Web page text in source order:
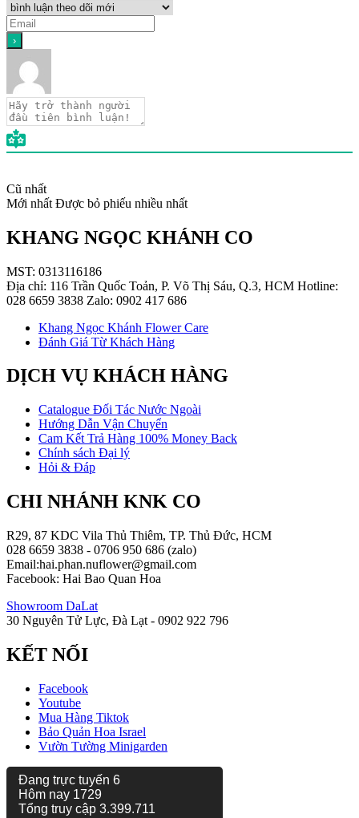
Cũ nhất
Mới nhất Được bỏ phiếu nhiều nhất
KHANG NGỌC KHÁNH CO
MST: 0313116186
Địa chỉ: 116 Trần Quốc Toản, P. Võ Thị Sáu, Q.3, HCM Hotline:
028 6659 3838 Zalo: 0902 417 686
Khang Ngọc Khánh Flower Care
Đánh Giá Từ Khách Hàng
DỊCH VỤ KHÁCH HÀNG
Catalogue Đối Tác Nước Ngoài
Hướng Dẫn Vận Chuyển
Cam Kết Trả Hàng 100% Money Back
Chính sách Đại lý
Hỏi & Đáp
CHI NHÁNH KNK CO
R29, 87 KDC Vila Thủ Thiêm, TP. Thủ Đức, HCM
028 6659 3838 - 0706 950 686 (zalo)
Email:hai.phan.nuflower@gmail.com
Facebook: Hai Bao Quan Hoa
Showroom DaLat
30 Nguyên Tử Lực, Đà Lạt - 0902 922 796
KẾT NỐI
Facebook
Youtube
Mua Hàng Tiktok
Bảo Quản Hoa Israel
Vườn Tường Minigarden
Đang trực tuyến 6
Hôm nay 1729
Tổng truy cập 3.399.711